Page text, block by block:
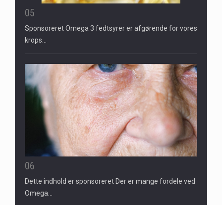
05
Sponsoreret Omega 3 fedtsyrer er afgørende for vores
krops…
06
Dette indhold er sponsoreret Der er mange fordele ved
Omega…